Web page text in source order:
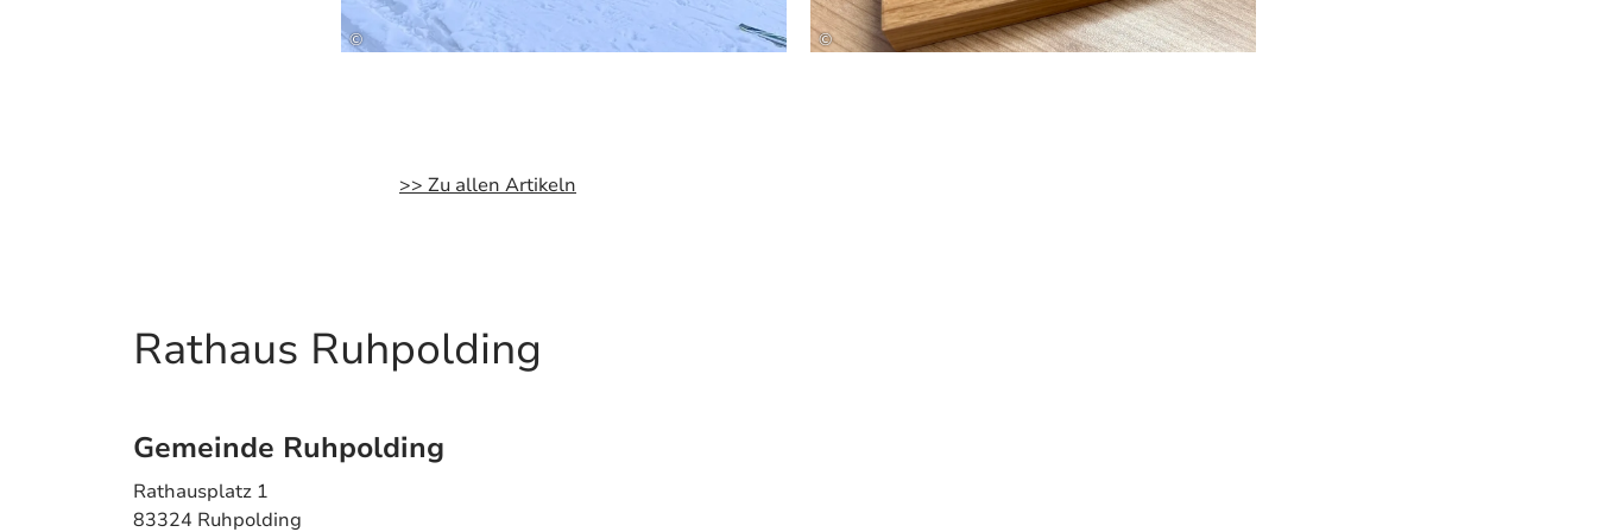
© ©
>> Zu allen Artikeln
Rathaus Ruhpolding
Gemeinde Ruhpolding
Rathausplatz 1
83324 Ruhpolding